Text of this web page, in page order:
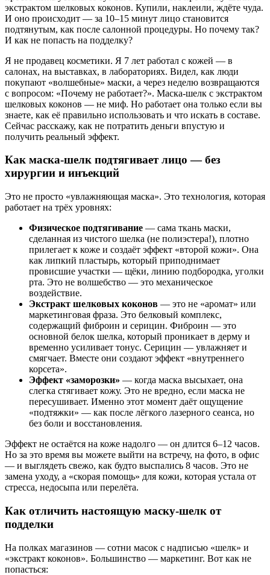
экстрактом шелковых коконов. Купили, наклеили, ждёте чуда.
И оно происходит — за 10–15 минут лицо становится
подтянутым, как после салонной процедуры. Но почему так?
И как не попасть на подделку?
Я не продавец косметики. Я 7 лет работал с кожей — в
салонах, на выставках, в лабораториях. Видел, как люди
покупают «волшебные» маски, а через неделю возвращаются
с вопросом: «Почему не работает?». Маска-шелк с экстрактом
шелковых коконов — не миф. Но работает она только если вы
знаете, как её правильно использовать и что искать в составе.
Сейчас расскажу, как не потратить деньги впустую и
получить реальный эффект.
Как маска-шелк подтягивает лицо — без
хирургии и инъекций
Это не просто «увлажняющая маска». Это технология, которая
работает на трёх уровнях:
Физическое подтягивание — сама ткань маски,
сделанная из чистого шелка (не полиэстера!), плотно
прилегает к коже и создаёт эффект «второй кожи». Она
как липкий пластырь, который приподнимает
провисшие участки — щёки, линию подбородка, уголки
рта. Это не волшебство — это механическое
воздействие.
Экстракт шелковых коконов — это не «аромат» или
маркетинговая фраза. Это белковый комплекс,
содержащий фиброин и серицин. Фиброин — это
основной белок шелка, который проникает в дерму и
временно усиливает тонус. Серицин — увлажняет и
смягчает. Вместе они создают эффект «внутреннего
корсета».
Эффект «заморозки» — когда маска высыхает, она
слегка стягивает кожу. Это не вредно, если маска не
пересушивает. Именно этот момент даёт ощущение
«подтяжки» — как после лёгкого лазерного сеанса, но
без боли и восстановления.
Эффект не остаётся на коже надолго — он длится 6–12 часов.
Но за это время вы можете выйти на встречу, на фото, в офис
— и выглядеть свежо, как будто выспались 8 часов. Это не
замена уходу, а «скорая помощь» для кожи, которая устала от
стресса, недосыпа или перелёта.
Как отличить настоящую маску-шелк от
подделки
На полках магазинов — сотни масок с надписью «шелк» и
«экстракт коконов». Большинство — маркетинг. Вот как не
попасться: